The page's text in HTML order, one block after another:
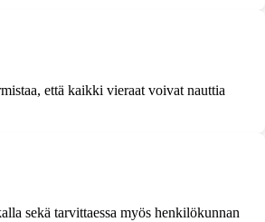
että kaikki vieraat voivat nauttia
sekä tarvittaessa myös henkilökunnan